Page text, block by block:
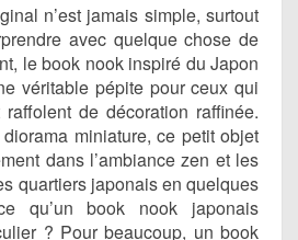
LES
CŒURS
?
n’est jamais simple, surtout
avec quelque chose de
le book nook inspiré du Japon
véritable pépite pour ceux qui
raffolent de décoration raffinée.
miniature, ce petit objet
dans l’ambiance zen et les
quartiers japonais en quelques
ce qu’un book nook japonais
? Pour beaucoup, un book